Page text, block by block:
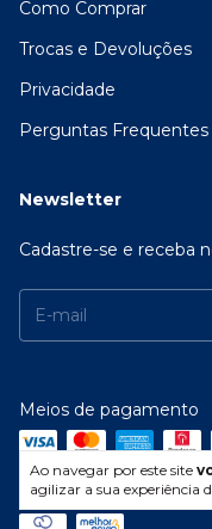
Ao navegar por este site
agilizar a sua experiência
Como Comprar
Trocas e Devoluções
Privacidade
Perguntas Frequentes
Newsletter
Cadastre-se e receba
Meios de pagamento
Meios de envio